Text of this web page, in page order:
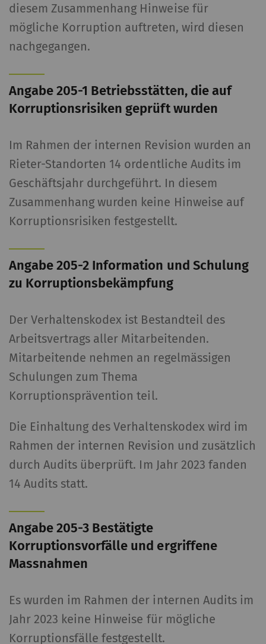
diesem Zusammenhang Hinweise für
mögliche Korruption auftreten, wird diesen
nachgegangen.
Angabe 205-1 Betriebsstätten, die auf
Korruptionsrisiken geprüft wurden
Im Rahmen der internen Revision wurden an
Rieter-Standorten 14 ordentliche Audits im
Geschäftsjahr durchgeführt. In diesem
Zusammenhang wurden keine Hinweise auf
Korruptionsrisiken festgestellt.
Angabe 205-2 Information und Schulung
zu Korruptionsbekämpfung
Der Verhaltenskodex ist Bestandteil des
Arbeitsvertrags aller Mitarbeitenden.
Mitarbeitende nehmen an regelmässigen
Schulungen zum Thema
Korruptionsprävention teil.
Die Einhaltung des Verhaltenskodex wird im
Rahmen der internen Revision und zusätzlich
durch Audits überprüft. Im Jahr 2023 fanden
14 Audits statt.
Angabe 205-3 Bestätigte
Korruptionsvorfälle und ergriffene
Massnahmen
Es wurden im Rahmen der internen Audits im
Jahr 2023 keine Hinweise für mögliche
Korruptionsfälle festgestellt.